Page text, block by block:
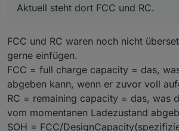
Aktuell steht dort FCC und RC.
FCC und RC waren noch nicht
gerne einfügen.
FCC = full charge capacity = das,
abgeben kann, wenn er zuvor voll
RC = remaining capacity = das, was
vom momentanen Ladezustand
SOH = FCC/